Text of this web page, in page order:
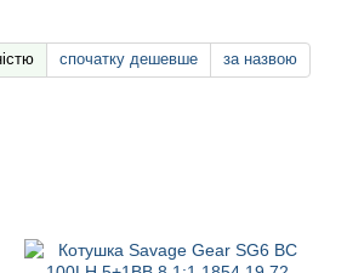
спочатку дешевше за назвою